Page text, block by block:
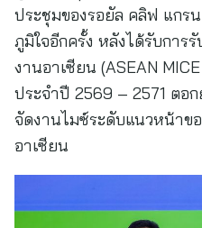
ประชุมของรอยัล คลิฟ แกร
ภูมิใจอีกครั้ง หลังได้รับการ
งานอาเซียน (ASEAN
ประจำปี 2569 – 2571 ตอ
จัดงานไมซ์ระดับแนวหน้าข
อาเซียน